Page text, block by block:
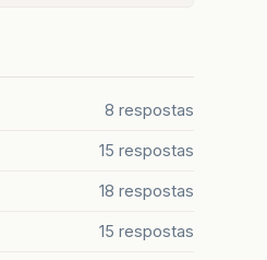
8 respostas
15 respostas
18 respostas
15 respostas